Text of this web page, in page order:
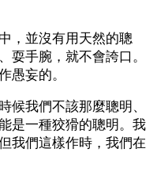
，並沒有用天然的聰
耍手腕，就不會誇口。
愚妄的。
候我們不該那麼聰明、
是一種狡猾的聰明。我
我們這樣作時，我們在